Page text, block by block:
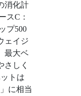
消化計
スC：
プ500
ェイジ
最大ベ
しく
トは
に相当